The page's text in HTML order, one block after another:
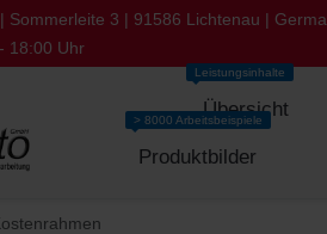
Sommerleite 3 | 91586 Lichtenau |
18:00 Uhr
Übersicht
Leistungsinhalte
Produktbilder
> 8000 Arbeitsbeispiele